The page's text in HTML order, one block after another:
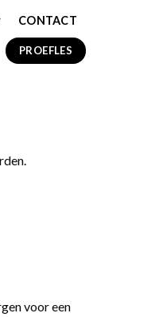
CONTACT
PROEFLES
voor een